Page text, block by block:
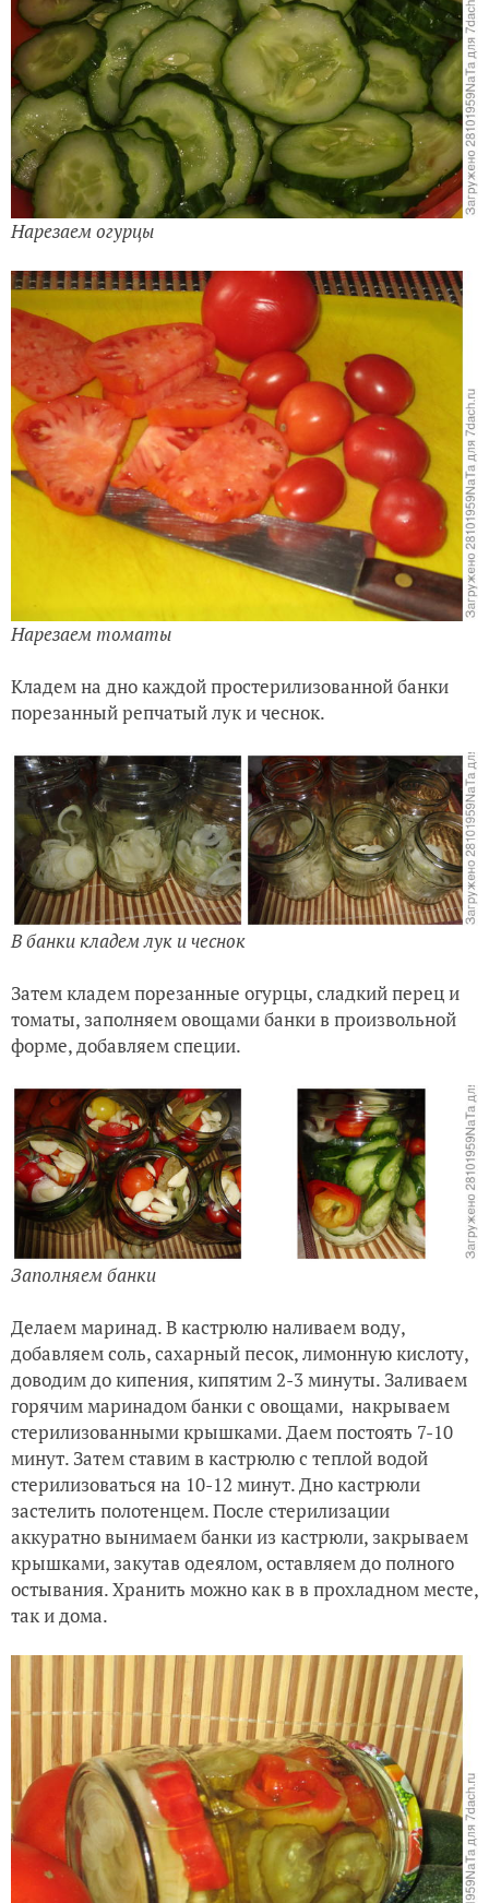
Нарезаем огурцы
Нарезаем томаты
Кладем на дно каждой простерилизованной банки
порезанный репчатый лук и чеснок.
В банки кладем лук и чеснок
Затем кладем порезанные огурцы, сладкий перец и
томаты, заполняем овощами банки в произвольной
форме, добавляем специи.
Заполняем банки
Делаем маринад. В кастрюлю наливаем воду,
добавляем соль, сахарный песок, лимонную кислоту,
доводим до кипения, кипятим 2-3 минуты. Заливаем
горячим маринадом банки с овощами, накрываем
стерилизованными крышками. Даем постоять 7-10
минут. Затем ставим в кастрюлю с теплой водой
стерилизоваться на 10-12 минут. Дно кастрюли
застелить полотенцем. После стерилизации
аккуратно вынимаем банки из кастрюли, закрываем
крышками, закутав одеялом, оставляем до полного
остывания. Хранить можно как в в прохладном месте,
так и дома.